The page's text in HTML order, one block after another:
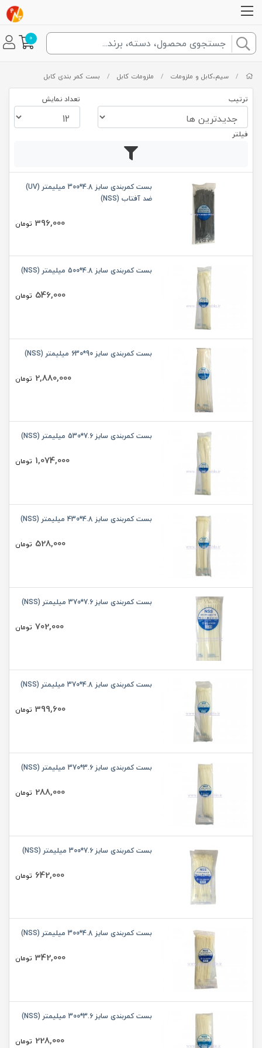
0
/ سیم،کابل و ملزومات / ملزومات کابل / بست کمر بندی کابل
ترتیب تعداد نمایش
فیلتر
بست کمربندی سایز 4.8*300 میلیمتر (UV)
ضد آفتاب (NSS)
396,000 تومان
بست کمربندی سایز 4.8*500 میلیمتر (NSS)
546,000 تومان
بست کمربندی سایز 90*630 میلیمتر (NSS)
2,880,000 تومان
بست کمربندی سایز 7.6*530 میلیمتر (NSS)
1,074,000 تومان
بست کمربندی سایز 4.8*430 میلیمتر (NSS)
528,000 تومان
بست کمربندی سایز 7.6*370 میلیمتر (NSS)
702,000 تومان
بست کمربندی سایز 4.8*370 میلیمتر (NSS)
399,600 تومان
بست کمربندی سایز 3.6*370 میلیمتر (NSS)
288,000 تومان
بست کمربندی سایز 7.6*300 میلیمتر (NSS)
642,000 تومان
بست کمربندی سایز 4.8*300 میلیمتر (NSS)
342,000 تومان
بست کمربندی سایز 3.6*300 میلیمتر (NSS)
228,000 تومان